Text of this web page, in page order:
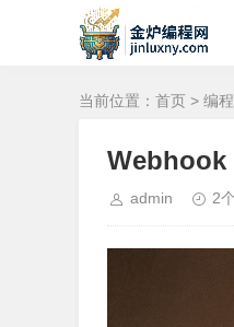
当前位置： 首页 > 编
Webhook
admin 2